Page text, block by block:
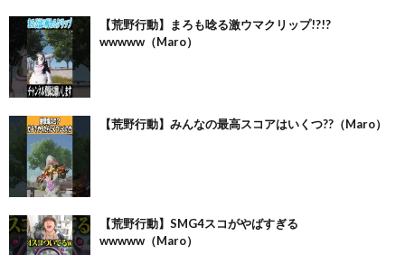
【荒野行動】まろも唸る激ウマクリップ!?!?
wwwww（Maro）
【荒野行動】みんなの最高スコアはいくつ??（Maro）
【荒野行動】SMG4スコがやばすぎる
wwwww（Maro）